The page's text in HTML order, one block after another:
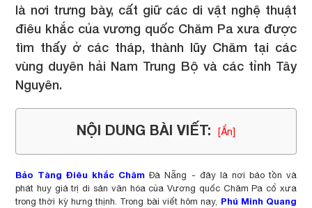
là nơi trưng bày, cất giữ các di vật nghệ thuật
điêu khắc của vương quốc Chăm Pa xưa được
tìm thấy ở các tháp, thành lũy Chăm tại các
vùng duyên hải Nam Trung Bộ và các tỉnh Tây
Nguyên.
NỘI DUNG BÀI VIẾT: [Ẩn]
Bảo Tàng Điêu khắc Chăm Đà Nẵng - đây là nơi bảo tồn và
phát huy giá trị di sản văn hóa của Vương quốc Chăm Pa cổ xưa
trong thời kỳ hưng thịnh. Trong bài viết hôm nay, Phú Minh Quang